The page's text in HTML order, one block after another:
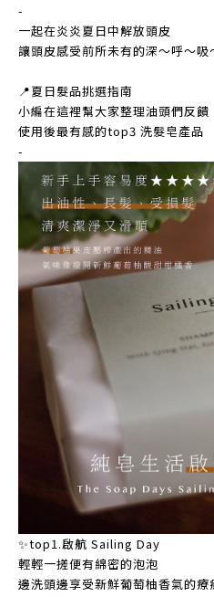
-
一起在炎炎夏日中解放頭皮
讓頭皮感受前所未有的深～呼～吸
📍夏日髮品挑選指南
小編在這裡幫大家整理油頭們反饋
使用後最有感的top3 洗髮皂產品
-
✨top1.啟航 Sailing Day
輕輕一搓便有綿密的泡泡
邊洗頭邊享受新鮮葡萄柚香氣的療